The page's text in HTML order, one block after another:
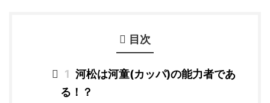
目次
1 河松は河童(カッパ)の能力者であ
る！？